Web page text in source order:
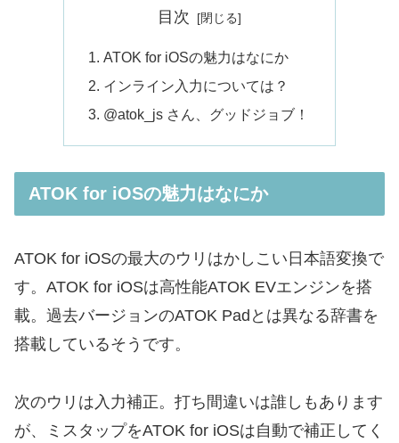
目次
ATOK for iOSの魅力はなにか
インライン入力については？
@atok_js さん、グッドジョブ！
ATOK for iOSの魅力はなにか
ATOK for iOSの最大のウリはかしこい日本語変換で
す。ATOK for iOSは高性能ATOK EVエンジンを搭
載。過去バージョンのATOK Padとは異なる辞書を
搭載しているそうです。
次のウリは入力補正。打ち間違いは誰しもあります
が、ミスタップをATOK for iOSは自動で補正してく